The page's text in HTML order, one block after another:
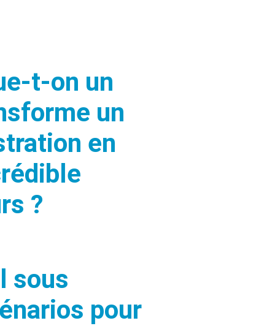
t-on un
un
en
?
sous
pour